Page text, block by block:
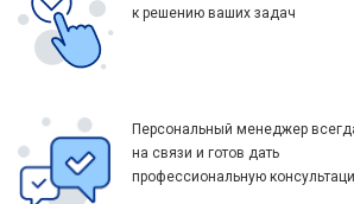
к решению ваших задач
Персональный менеджер
на связи и готов дать
профессиональную